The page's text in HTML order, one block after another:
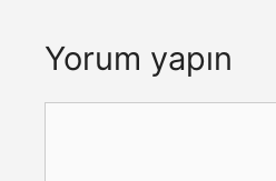
Yorum yapın